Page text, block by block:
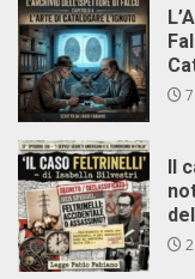
Il